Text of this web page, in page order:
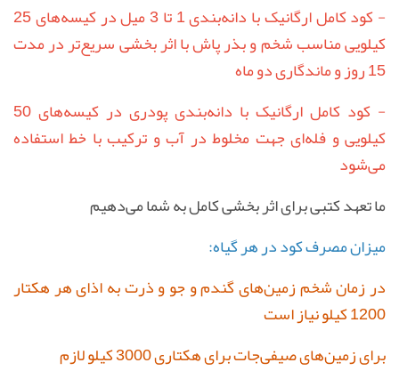
- کود کامل ارگانیک با دانه‌بندی 1 تا 3 میل در کیسه‌های 25
کیلویی مناسب شخم و بذر پاش با اثر بخشی سریع‌تر در مدت
15 روز و ماندگاری دو ماه
- کود کامل ارگانیک با دانه‌بندی پودری در کیسه‌های 50
کیلویی و فله‌ای جهت مخلوط در آب و ترکیب با خط استفاده
می‌شود
ما تعهد کتبی برای اثر بخشی کامل به شما می‌دهیم
میزان مصرف کود در هر گیاه:
در زمان شخم زمین‌های گندم و جو و ذرت به اذای هر هکتار
1200 کیلو نیاز است
برای زمین‌های صیفی‌جات برای هکتاری 3000 کیلو لازم